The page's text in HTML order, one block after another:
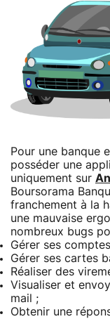
Pour une banque
posséder une
uniquement sur
Boursorama
franchement à la
une mauvaise
nombreux bugs
Gérer ses
Gérer ses cartes
Réaliser des
Visualiser et
mail ;
Obtenir une